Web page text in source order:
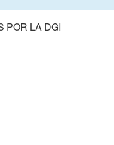
POR LA DGI